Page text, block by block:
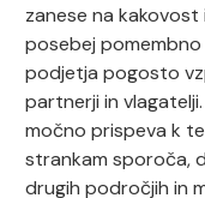
zanese na
posebej
podjetja pogosto
partnerji in
močno prispeva k
strankam sporoča,
drugih področjih in